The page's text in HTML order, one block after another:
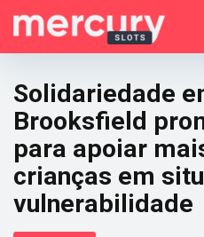
Solidariedade
Brooksfield
para apoiar
crianças em
vulnerabilidade